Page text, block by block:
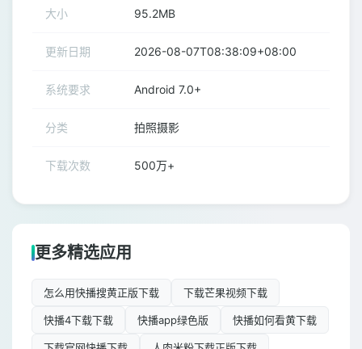
大小 95.2MB
更新日期 2026-08-07T08:38:09+08:00
系统要求 Android 7.0+
分类 拍照摄影
下载次数 500万+
更多精选应用
怎么用快播搜黄正版下载 下载芒果视频下载
快播4下载下载 快播app绿色版 快播如何看黄下载